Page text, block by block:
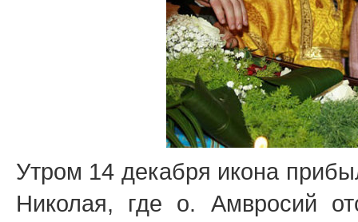
Утром 14 декабря икона
Николая, где о. Амвросий